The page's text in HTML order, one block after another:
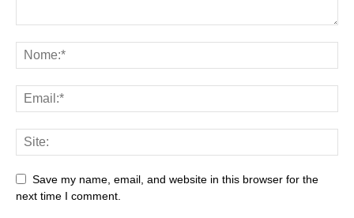
Save my name, email, and website in this browser for the
next time I comment.